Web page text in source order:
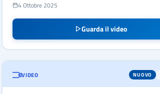
4 Ottobre 2025
Guarda il video
VIDEO NUOVO